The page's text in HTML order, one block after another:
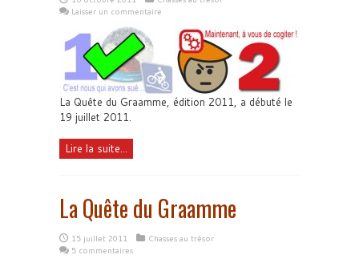
Laisser un commentaire
La Quête du Graamme, édition 2011, a débuté le
19 juillet 2011.
Lire la suite...
La Quête du Graamme
15 juillet 2011
Chasses au trésor
5 commentaires